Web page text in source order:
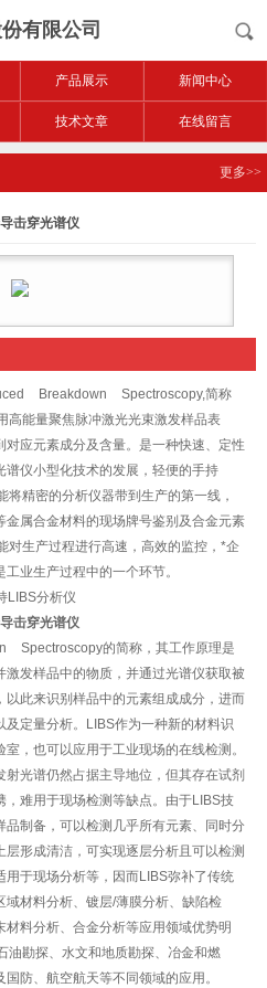
有限公司
产品展示 新闻中心
技术文章 在线留言
更多>>
击穿光谱仪
Breakdown Spectroscopy,简称
高能量聚焦脉冲激光光束激发样品表
应元素成分及含量。是一种快速、定性
仪小型化技术的发展，轻便的手持
精密的分析仪器带到生产的第一线，
属合金材料的现场牌号鉴别及合金元素
对生产过程进行高速，高效的监控，*企
业生产过程中的一个环节。
击穿光谱仪
Spectroscopy的简称，其工作原理是
发样品中的物质，并通过光谱仪获取被
此来识别样品中的元素组成成分，进而
定量分析。LIBS作为一种新的材料识
，也可以应用于工业现场的在线检测。
光谱仍然占据主导地位，但其存在试剂
难用于现场检测等缺点。由于LIBS技
制备，可以检测几乎所有元素、同时分
形成清洁，可实现逐层分析且可以检测
用于现场分析等，因而LIBS弥补了传统
材料分析、镀层/薄膜分析、缺陷检
料分析、合金分析等应用领域优势明
油勘探、水文和地质勘探、冶金和燃
防、航空航天等不同领域的应用。